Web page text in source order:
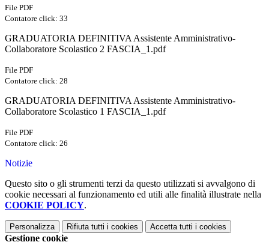
File PDF
Contatore click: 33
GRADUATORIA DEFINITIVA Assistente Amministrativo-
Collaboratore Scolastico 2 FASCIA_1.pdf
File PDF
Contatore click: 28
GRADUATORIA DEFINITIVA Assistente Amministrativo-
Collaboratore Scolastico 1 FASCIA_1.pdf
File PDF
Contatore click: 26
Notizie
Questo sito o gli strumenti terzi da questo utilizzati si avvalgono di
cookie necessari al funzionamento ed utili alle finalità illustrate nella
COOKIE POLICY.
Personalizza Rifiuta tutti i cookies Accetta tutti i cookies
Gestione cookie